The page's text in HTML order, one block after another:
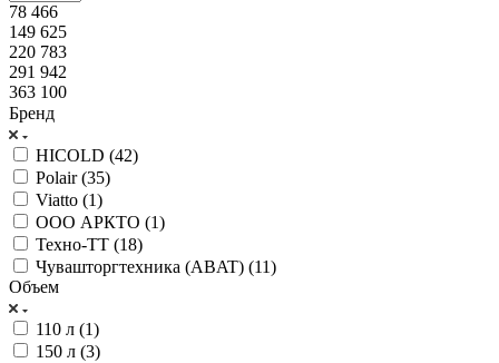
78 466
149 625
220 783
291 942
363 100
Бренд
HICOLD (42)
Polair (35)
Viatto (1)
ООО АРКТО (1)
Техно-ТТ (18)
Чувашторгтехника (ABAT) (11)
Объем
110 л (1)
150 л (3)